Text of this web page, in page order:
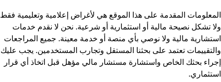
المعلومات المقدمة على هذا الموقع هي لأغراض إعلامية وتعليمية فقط
ولا تشكل نصيحة مالية أو استثمارية أو شرعية. نحن لا نقدم خدمات
استشارية مالية ولا نوصي بأي منصة أو خدمة معينة. جميع المراجعات
والتقييمات تعتمد على بحثنا المستقل وتجارب المستخدمين. يجب عليك
إجراء بحثك الخاص واستشارة مستشار مالي مؤهل قبل اتخاذ أي قرار
استثماري.